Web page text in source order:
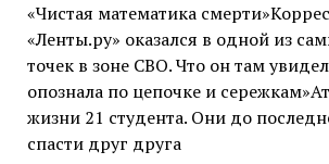
«Чистая математика
«Ленты.ру» оказался в одной из
точек в зоне СВО. Что он там
опознала по цепочке и
жизни 21 студента. Они до
спасти друг друга